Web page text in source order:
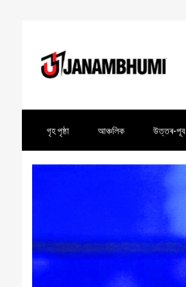
গৃহ পৃষ্ঠা আঞ্চলিক উত্তৰ-পূব